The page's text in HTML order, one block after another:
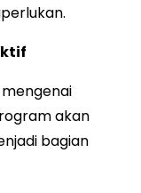
akan
bagian